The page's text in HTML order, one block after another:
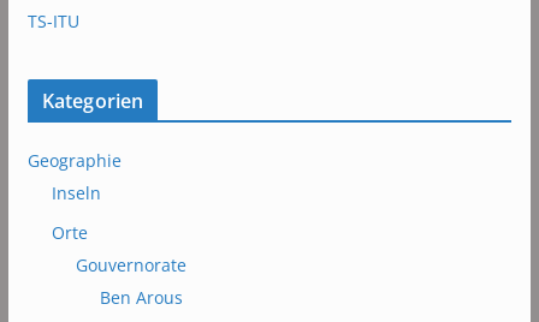
TS-ITU
Kategorien
Geographie
Inseln
Orte
Gouvernorate
Ben Arous